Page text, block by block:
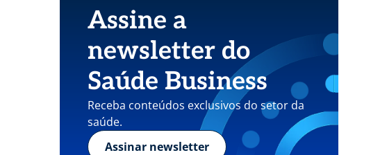
Assine a
newsletter do
Saúde Business
Receba conteúdos exclusivos do setor da
saúde.
Assinar newsletter